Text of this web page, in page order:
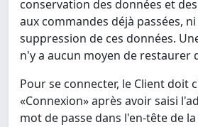
conservation des données et
aux commandes déjà passées,
suppression de ces données.
n'y a aucun moyen de restaurer
Pour se connecter, le Client doit
«Connexion» après avoir saisi
mot de passe dans l'en-tête de